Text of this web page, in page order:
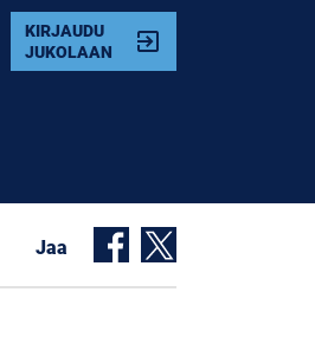
KIRJAUDU
JUKOLAAN
exit_to_app
Jaa